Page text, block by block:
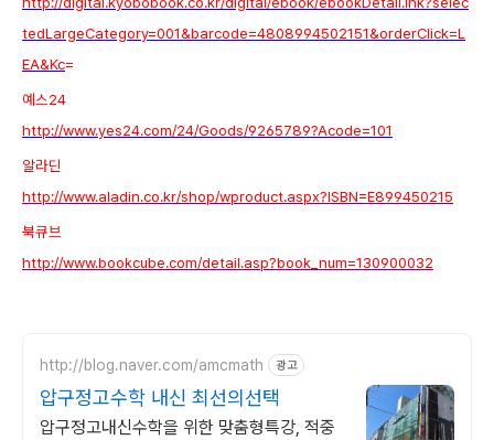
tedLargeCategory=001&barcode=4808994502151&orderClick=L
EA&Kc=
예스24
http://www.yes24.com/24/Goods/9265789?Acode=101
알라딘
http://www.aladin.co.kr/shop/wproduct.aspx?ISBN=E899450215
북큐브
http://www.bookcube.com/detail.asp?book_num=130900032
http://blog.naver.com/amcmath 광고
압구정고수학 내신 최선의선택
압구정고내신수학을 위한 맞춤형특강, 적중